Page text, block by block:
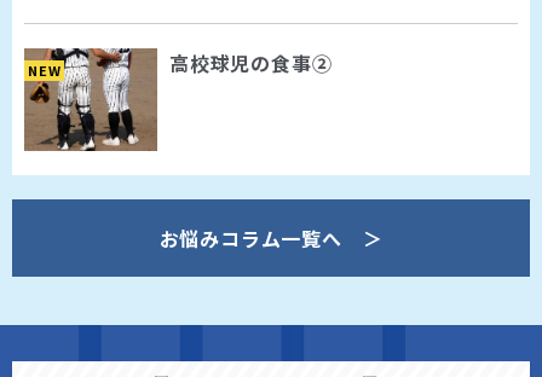
NEW 高校球児の食事②
お悩みコラム一覧へ ＞